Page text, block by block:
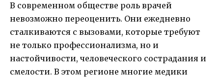
В современном обществе роль врачей
невозможно переоценить. Они ежедневно
сталкиваются с вызовами, которые требуют
не только профессионализма, но и
настойчивости, человеческого сострадания и
смелости. В этом регионе многие медики